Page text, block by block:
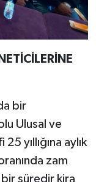
bir
Ulusal ve
yıllığına aylık
zam
süredir kira